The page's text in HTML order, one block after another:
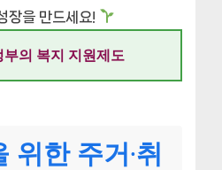
장을 만드세요!
의 복지 지원제도
위한 주거·취